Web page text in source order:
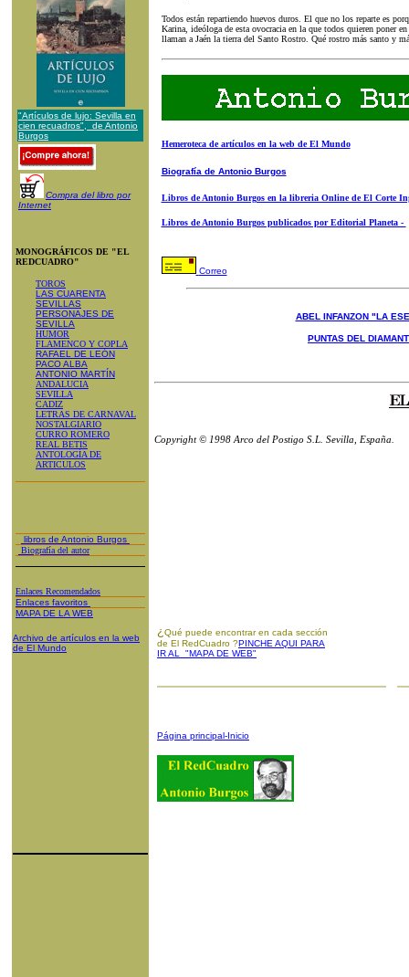
"Artículos de lujo: Sevilla en
cien recuadros", de Antonio
Burgos
Compra del libro por
Internet
MONOGRÁFICOS DE "EL
REDCUADRO"
TOROS
LAS CUARENTA
SEVILLAS
PERSONAJES DE
SEVILLA
HUMOR
FLAMENCO Y COPLA
RAFAEL DE LEÓN
PACO ALBA
ANTONIO MARTÍN
ANDALUCIA
SEVILLA
CADIZ
LETRAS DE CARNAVAL
NOSTALGIARIO
CURRO ROMERO
REAL BETIS
ANTOLOGÍA DE
ARTICULOS
libros de Antonio Burgos
Biografía del autor
Enlaces Recomendados
Enlaces favoritos
MAPA DE LA WEB
Archivo de artículos en la web
de El Mundo
Todos están repartiendo huevos duros. El que no los reparte es
Karina, ideóloga de esta ovocracia en la que todos quieren poner
llaman a Jaén la tierra del Santo Rostro. Qué rostro más santo y
Hemeroteca de artículos en la web de El Mundo
Biografía de Antonio Burgos
Libros de Antonio Burgos en la libreria Online de El Corte
Libros de Antonio Burgos publicados por Editorial Planeta -
Correo
ABEL INFANZON "LA
PUNTAS DEL
Copyright © 1998 Arco del Postigo S.L. Sevilla, España.
¿ Qué puede encontrar en cada sección
de El RedCuadro ?PINCHE AQUI PARA
IR AL "MAPA DE WEB"
Página principal-Inicio